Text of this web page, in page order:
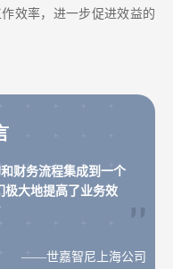
效率，进一步促进效益的
财务流程集成到一个
极大地提高了业务效
——世嘉智尼上海公司